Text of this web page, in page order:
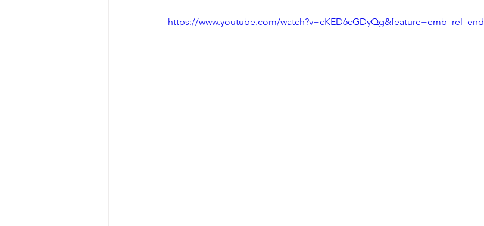
https://www.youtube.com/watch?v=cKED6cGDyQg&feature=emb_rel_end